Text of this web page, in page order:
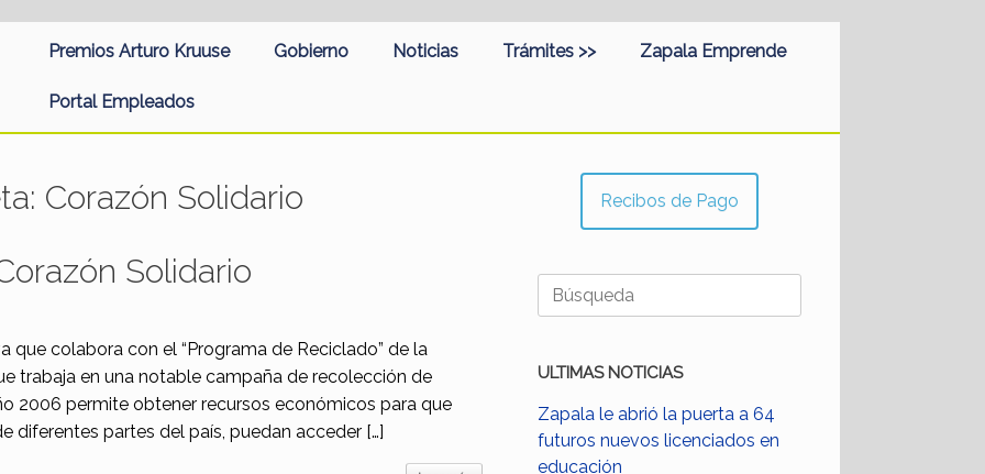
Premios Arturo Kruuse Gobierno Noticias Trámites >> Zapala Emprende
Portal Empleados
Corazón Solidario
Solidario
que colabora con el “Programa de Reciclado” de la
trabaja en una notable campaña de recolección de
2006 permite obtener recursos económicos para que
diferentes partes del país, puedan acceder […]
Recibos de Pago
Buscar:
ULTIMAS NOTICIAS
Zapala le abrió la puerta a 64
futuros nuevos licenciados en
educación